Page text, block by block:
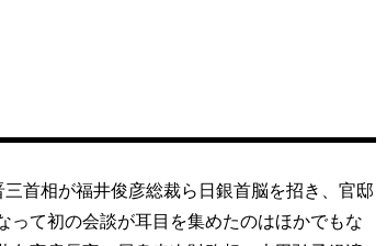
首相が福井俊彦総裁ら日銀首脳を招き、官邸
って初の会談が耳目を集めたのはほかでもな